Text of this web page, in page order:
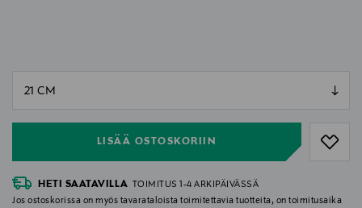
LISÄÄ OSTOSKORIIN
HETI SAATAVILLA
TOIMITUS 1-4 ARKIPÄIVÄSSÄ
Jos ostoskorissa on myös tavarataloista toimitettavia tuotteita, on toimitusaika